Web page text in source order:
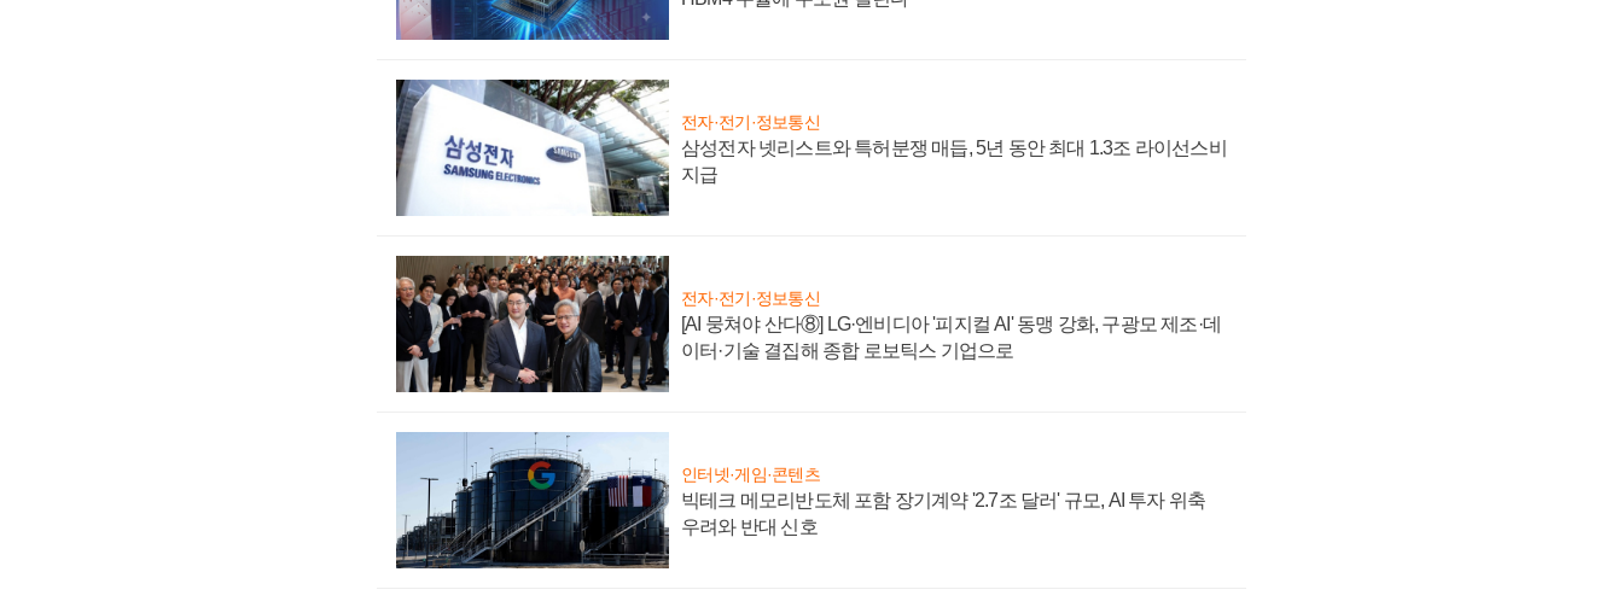
전자·전기·정보통신
삼성전자 넷리스트와 특허분쟁 매듭, 5년 동안 최대 1.3조 라이선스비
지급
전자·전기·정보통신
[AI 뭉쳐야 산다⑧] LG·엔비디아 '피지컬 AI' 동맹 강화, 구광모 제조·데
이터·기술 결집해 종합 로보틱스 기업으로
인터넷·게임·콘텐츠
빅테크 메모리반도체 포함 장기계약 '2.7조 달러' 규모, AI 투자 위축
우려와 반대 신호